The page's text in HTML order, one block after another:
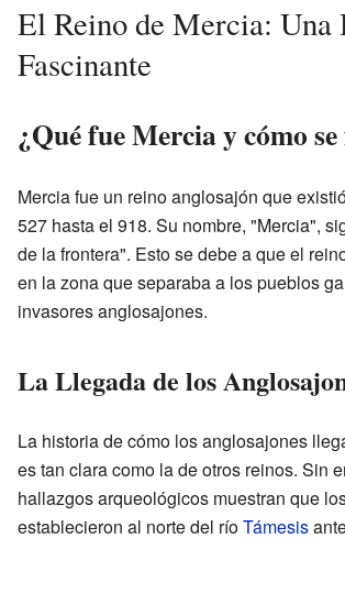
El Reino de Mercia:
Fascinante
¿Qué fue Mercia y cómo
Mercia fue un reino anglosajón que
527 hasta el 918. Su nombre, "Mercia",
de la frontera". Esto se debe a que el
en la zona que separaba a los pueblos
invasores anglosajones.
La Llegada de los
La historia de cómo los anglosajones
es tan clara como la de otros reinos. Sin
hallazgos arqueológicos muestran que
establecieron al norte del ríoTámesis